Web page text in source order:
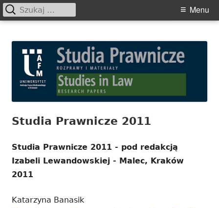
content
Materiały
Primary
Menu
Szukaj:
Studia Prawnicze 2011
Studia Prawnicze 2011 - pod redakcją
Izabeli Lewandowskiej - Malec, Kraków
2011
Katarzyna Banasik